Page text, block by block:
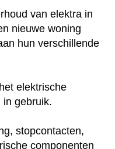
van elektra in
nieuwe woning
hun verschillende
elektrische
in gebruik.
stopcontacten,
componenten